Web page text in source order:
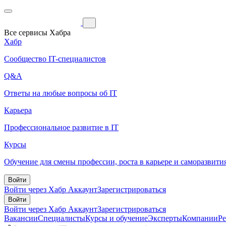
Все сервисы Хабра
Хабр
Сообщество IT-специалистов
Q&A
Ответы на любые вопросы об IT
Карьера
Профессиональное развитие в IT
Курсы
Обучение для смены профессии, роста в карьере и
Войти
Войти через Хабр АккаунтЗарегистрироваться
Войти
Войти через Хабр АккаунтЗарегистрироваться
ВакансииСпециалистыКурсы и обучениеЭкспертыКомпании